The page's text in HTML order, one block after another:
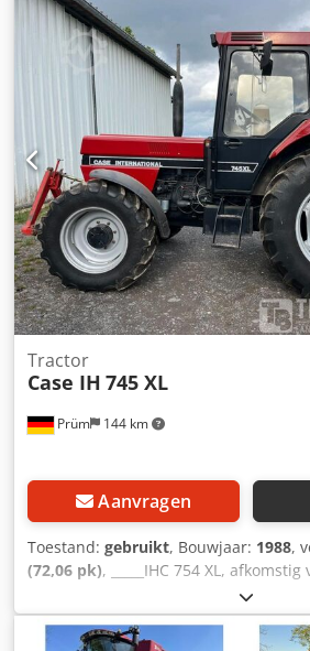
Prüm 144 km
Tractor
Case IH 745 XL
Aanvragen
Toestand: gebruikt, Bouwjaar: 1988,
(72,06 pk), _____IHC 754 XL,
eigenaar, in uitstekende staat.
Bouwjaar: 1988. Voorste
Amlja Voorste aftakas. 30 km/u